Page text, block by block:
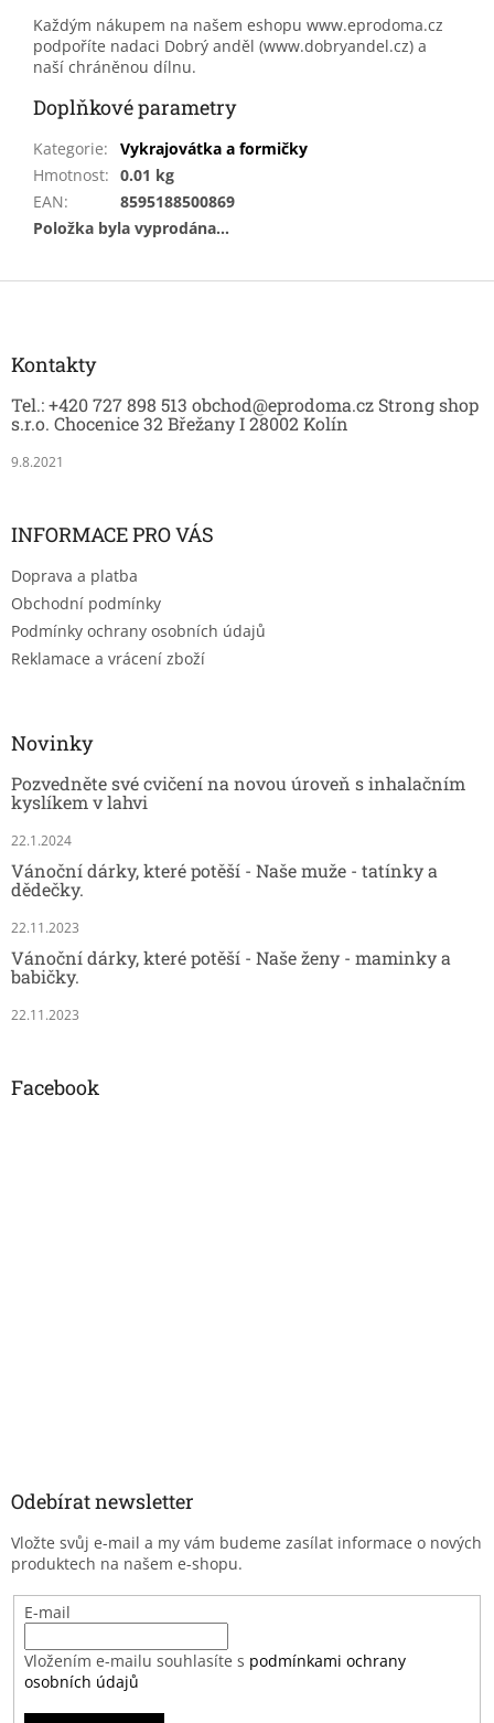
Každým nákupem na našem eshopu www.eprodoma.cz
podpoříte nadaci Dobrý anděl (www.dobryandel.cz) a
naší chráněnou dílnu.
Doplňkové parametry
Kategorie:
Vykrajovátka a formičky
Hmotnost: 0.01 kg
EAN:
8595188500869
Položka byla vyprodána…
Z
Kontakty
Tel.: +420 727 898 513 obchod@eprodoma.cz Strong shop
s.r.o. Chocenice 32 Břežany I 28002 Kolín
9.8.2021
INFORMACE PRO VÁS
Doprava a platba
Obchodní podmínky
Podmínky ochrany osobních údajů
Reklamace a vrácení zboží
Novinky
Pozvedněte své cvičení na novou úroveň s inhalačním
kyslíkem v lahvi
22.1.2024
Vánoční dárky, které potěší - Naše muže - tatínky a
dědečky.
22.11.2023
Vánoční dárky, které potěší - Naše ženy - maminky a
babičky.
22.11.2023
Facebook
Odebírat newsletter
Vložte svůj e-mail a my vám budeme zasílat informace o nových
produktech na našem e-shopu.
E-mail
Vložením e-mailu souhlasíte s podmínkami ochrany
osobních údajů